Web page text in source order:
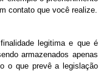
contato que você realize.
legitima e que é
armazenados apenas
o que prevê a legislação